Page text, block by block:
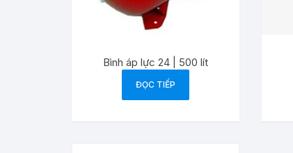
Bình áp lực 24 | 500 lít
ĐỌC TIẾP